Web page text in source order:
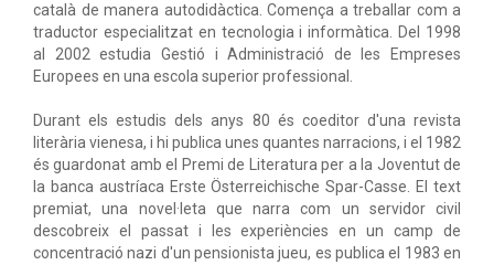
català de manera autodidàctica. Comença a treballar com a
traductor especialitzat en tecnologia i informàtica. Del 1998
al 2002 estudia Gestió i Administració de les Empreses
Europees en una escola superior professional.
Durant els estudis dels anys 80 és coeditor d'una revista
literària vienesa, i hi publica unes quantes narracions, i el 1982
és guardonat amb el Premi de Literatura per a la Joventut de
la banca austríaca Erste Österreichische Spar-Casse. El text
premiat, una novel·leta que narra com un servidor civil
descobreix el passat i les experiències en un camp de
concentració nazi d'un pensionista jueu, es publica el 1983 en